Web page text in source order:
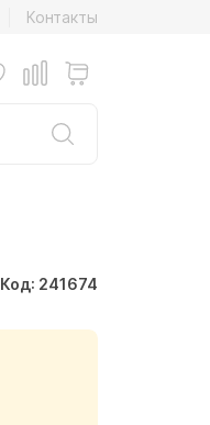
Контакты
Код: 241674